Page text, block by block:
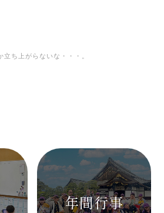
立ち上がらないな・・・。
年間行事